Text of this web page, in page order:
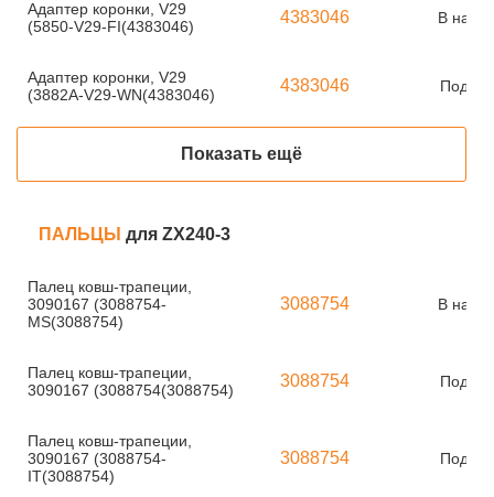
Адаптер коронки, V29
(5850-V29-FI(4383046)
4383046 В
Адаптер коронки, V29
(3882A-V29-WN(4383046)
4383046 Под
Показать ещё
ПАЛЬЦЫ для ZX240-3
Палец ковш-трапеции,
3090167 (3088754-
MS(3088754)
3088754 В
Палец ковш-трапеции,
3090167 (3088754(3088754)
3088754 Под
Палец ковш-трапеции,
3090167 (3088754-
IT(3088754)
3088754 Под